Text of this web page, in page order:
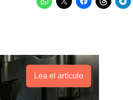
Lea el artículo